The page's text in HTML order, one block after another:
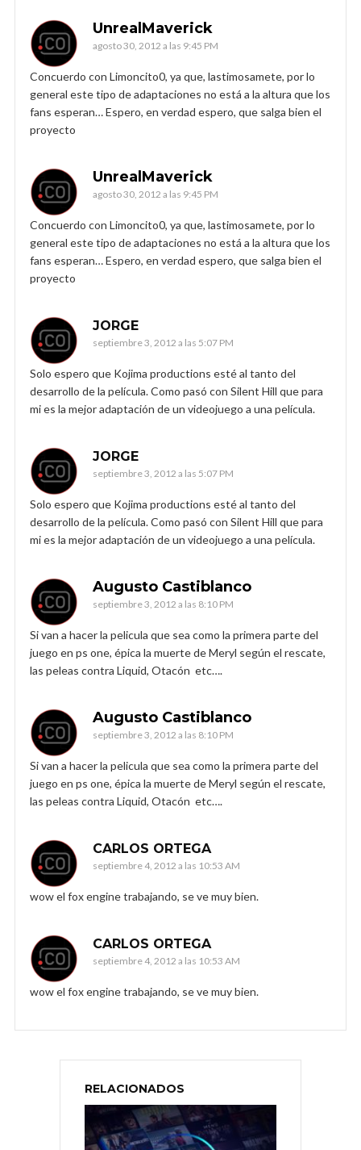
UnrealMaverick
agosto 30, 2012 a las 9:45 PM
Concuerdo con Limoncito0, ya que, lastimosamete, por lo
general este tipo de adaptaciones no está a la altura que los
fans esperan… Espero, en verdad espero, que salga bien el
proyecto
UnrealMaverick
agosto 30, 2012 a las 9:45 PM
Concuerdo con Limoncito0, ya que, lastimosamete, por lo
general este tipo de adaptaciones no está a la altura que los
fans esperan… Espero, en verdad espero, que salga bien el
proyecto
JORGE
septiembre 3, 2012 a las 5:07 PM
Solo espero que Kojima productions esté al tanto del
desarrollo de la película. Como pasó con Silent Hill que para
mi es la mejor adaptación de un videojuego a una película.
JORGE
septiembre 3, 2012 a las 5:07 PM
Solo espero que Kojima productions esté al tanto del
desarrollo de la película. Como pasó con Silent Hill que para
mi es la mejor adaptación de un videojuego a una película.
Augusto Castiblanco
septiembre 3, 2012 a las 8:10 PM
Si van a hacer la pelicula que sea como la primera parte del
juego en ps one, épica la muerte de Meryl según el rescate,
las peleas contra Liquid, Otacón etc….
Augusto Castiblanco
septiembre 3, 2012 a las 8:10 PM
Si van a hacer la pelicula que sea como la primera parte del
juego en ps one, épica la muerte de Meryl según el rescate,
las peleas contra Liquid, Otacón etc….
CARLOS ORTEGA
septiembre 4, 2012 a las 10:53 AM
wow el fox engine trabajando, se ve muy bien.
CARLOS ORTEGA
septiembre 4, 2012 a las 10:53 AM
wow el fox engine trabajando, se ve muy bien.
RELACIONADOS